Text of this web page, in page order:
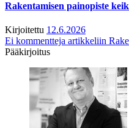
Rakentamisen painopiste
Kirjoitettu 12.6.2026
Ei kommentteja artikkeliin
Pääkirjoitus